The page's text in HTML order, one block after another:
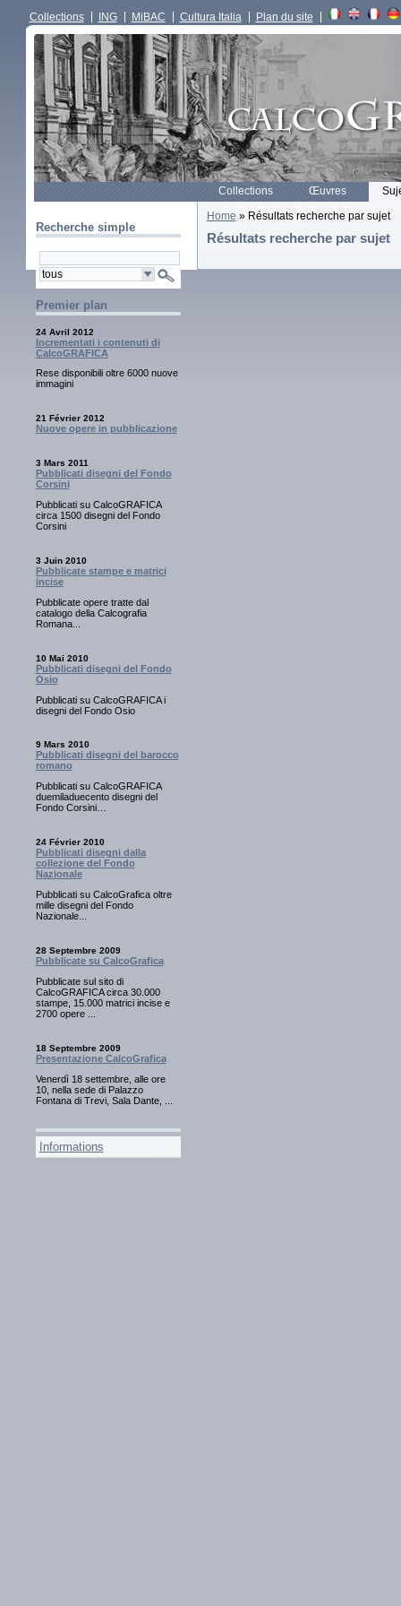
Collections ING MiBAC Cultura Italia Plan du site
Collections Œuvres
Recherche simple
Premier plan
24 Avril 2012
Incrementati i contenuti di
CalcoGRAFICA
Rese disponibili oltre 6000 nuove
immagini
21 Février 2012
Nuove opere in pubblicazione
3 Mars 2011
Pubblicati disegni del Fondo
Corsini
Pubblicati su CalcoGRAFICA
circa 1500 disegni del Fondo
Corsini
3 Juin 2010
Pubblicate stampe e matrici
incise
Pubblicate opere tratte dal
catalogo della Calcografia
Romana...
10 Mai 2010
Pubblicati disegni del Fondo
Osio
Pubblicati su CalcoGRAFICA i
disegni del Fondo Osio
9 Mars 2010
Pubblicati disegni del barocco
romano
Pubblicati su CalcoGRAFICA
duemiladuecento disegni del
Fondo Corsini…
24 Février 2010
Pubblicati disegni dalla
collezione del Fondo
Nazionale
Pubblicati su CalcoGrafica oltre
mille disegni del Fondo
Nazionale...
28 Septembre 2009
Pubblicate su CalcoGrafica
Pubblicate sul sito di
CalcoGRAFICA circa 30.000
stampe, 15.000 matrici incise e
2700 opere ...
18 Septembre 2009
Presentazione CalcoGrafica
Venerdì 18 settembre, alle ore
10, nella sede di Palazzo
Fontana di Trevi, Sala Dante, ...
Informations
Home » Résultats recherche par sujet
Résultats recherche par sujet